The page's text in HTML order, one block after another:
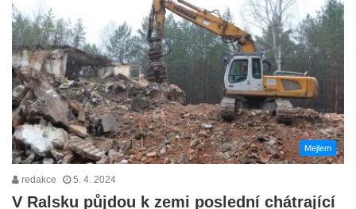
Mejlem
redakce 5. 4. 2024
V Ralsku půjdou k zemi poslední chátrající